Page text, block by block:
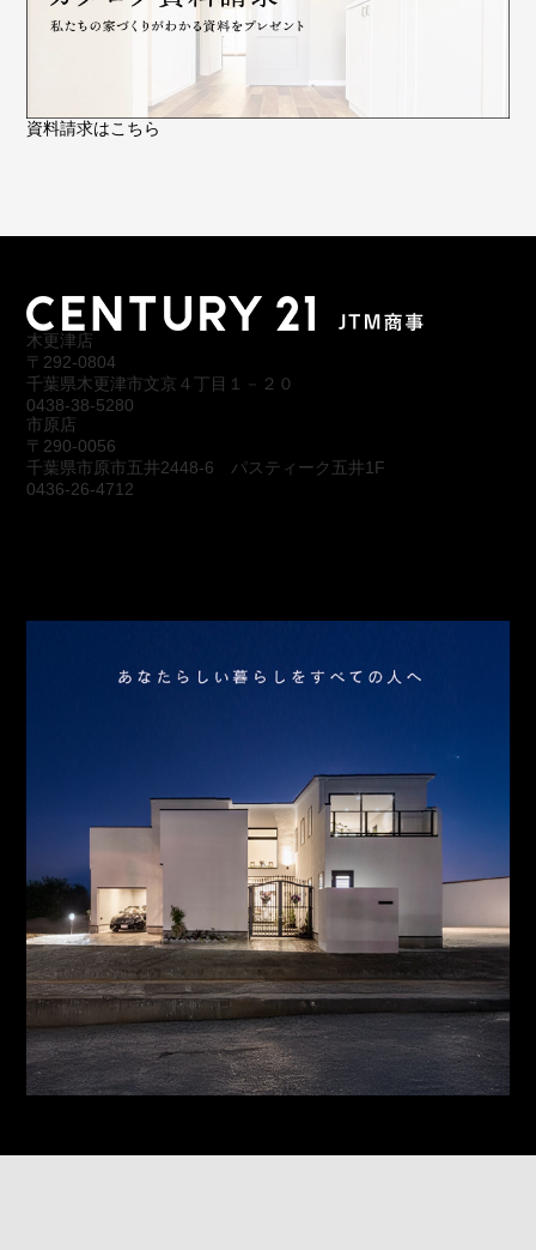
資料請求はこちら
木更津店
〒292-0804
千葉県木更津市文京４丁目１－２０
0438-38-5280
市原店
〒290-0056
千葉県市原市五井2448-6 パスティーク五井1F
0436-26-4712